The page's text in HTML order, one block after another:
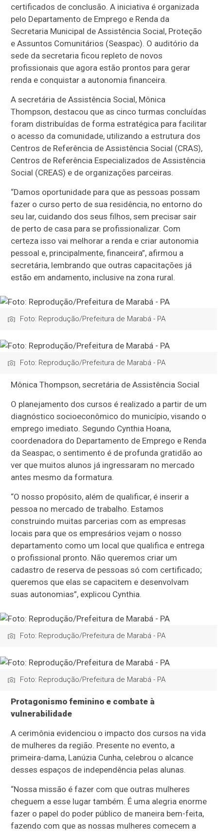
certificados de conclusão. A iniciativa é organizada
pelo Departamento de Emprego e Renda da
Secretaria Municipal de Assistência Social, Proteção
e Assuntos Comunitários (Seaspac). O auditório da
sede da secretaria ficou repleto de novos
profissionais que agora estão prontos para gerar
renda e conquistar a autonomia financeira.
A secretária de Assistência Social, Mônica
Thompson, destacou que as cinco turmas concluídas
foram distribuídas de forma estratégica para facilitar
o acesso da comunidade, utilizando a estrutura dos
Centros de Referência de Assistência Social (CRAS),
Centros de Referência Especializados de Assistência
Social (CREAS) e de organizações parceiras.
“Damos oportunidade para que as pessoas possam
fazer o curso perto de sua residência, no entorno do
seu lar, cuidando dos seus filhos, sem precisar sair
de perto de casa para se profissionalizar. Com
certeza isso vai melhorar a renda e criar autonomia
pessoal e, principalmente, financeira”, afirmou a
secretária, lembrando que outras capacitações já
estão em andamento, inclusive na zona rural.
Foto: Reprodução/Prefeitura de Marabá - PA
Foto: Reprodução/Prefeitura de Marabá - PA
Mônica Thompson, secretária de Assistência Social
O planejamento dos cursos é realizado a partir de um
diagnóstico socioeconômico do município, visando o
emprego imediato. Segundo Cynthia Hoana,
coordenadora do Departamento de Emprego e Renda
da Seaspac, o sentimento é de profunda gratidão ao
ver que muitos alunos já ingressaram no mercado
antes mesmo da formatura.
“O nosso propósito, além de qualificar, é inserir a
pessoa no mercado de trabalho. Estamos
construindo muitas parcerias com as empresas
locais para que os empresários vejam o nosso
departamento como um local que qualifica e entrega
o profissional pronto. Não queremos criar um
cadastro de reserva de pessoas só com certificado;
queremos que elas se capacitem e desenvolvam
suas autonomias”, explicou Cynthia.
Foto: Reprodução/Prefeitura de Marabá - PA
Foto: Reprodução/Prefeitura de Marabá - PA
Protagonismo feminino e combate à
vulnerabilidade
A cerimônia evidenciou o impacto dos cursos na vida
de mulheres da região. Presente no evento, a
primeira-dama, Lanúzia Cunha, celebrou o alcance
desses espaços de independência pelas alunas.
“Nossa missão é fazer com que outras mulheres
cheguem a esse lugar também. É uma alegria enorme
fazer o papel do poder público de maneira bem-feita,
fazendo com que as nossas mulheres comecem a